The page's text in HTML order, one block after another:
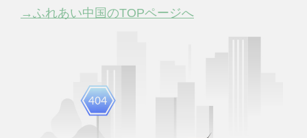
→ふれあい中国のTOPページへ